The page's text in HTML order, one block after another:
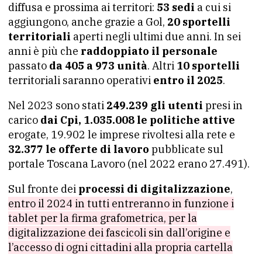
diffusa e prossima ai territori: 53 sedi a cui si
aggiungono, anche grazie a Gol, 20 sportelli
territoriali aperti negli ultimi due anni. In sei
anni è più che raddoppiato il personale
passato da 405 a 973 unità. Altri 10 sportelli
territoriali saranno operativi entro il 2025.
Nel 2023 sono stati 249.239 gli utenti presi in
carico dai Cpi, 1.035.008 le politiche attive
erogate, 19.902 le imprese rivoltesi alla rete e
32.377 le offerte di lavoro pubblicate sul
portale Toscana Lavoro (nel 2022 erano 27.491).
Sul fronte dei processi di digitalizzazione,
entro il 2024 in tutti entreranno in funzione i
tablet per la firma grafometrica, per la
digitalizzazione dei fascicoli sin dall’origine e
l’accesso di ogni cittadini alla propria cartella